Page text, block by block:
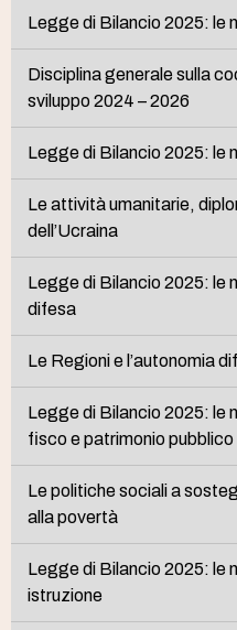
Legge di Bilancio 2025: le
Disciplina generale sulla
sviluppo 2024 – 2026
Legge di Bilancio 2025: le
Le attività umanitarie,
dell’Ucraina
Legge di Bilancio 2025: le
difesa
Le Regioni e l’autonomia
Legge di Bilancio 2025: le
fisco e patrimonio pubblico
Le politiche sociali a
alla povertà
Legge di Bilancio 2025: le
istruzione